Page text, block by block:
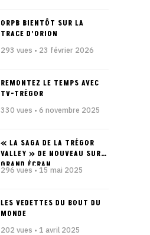
ORPB BIENTÔT SUR LA
TRACE D’ORION
293 vues • 23 février 2026
REMONTEZ LE TEMPS AVEC
TV-TRÉGOR
330 vues • 6 novembre 2025
« LA SAGA DE LA TRÉGOR
VALLEY » DE NOUVEAU SUR
GRAND ÉCRAN
296 vues • 15 mai 2025
LES VEDETTES DU BOUT DU
MONDE
202 vues • 1 avril 2025